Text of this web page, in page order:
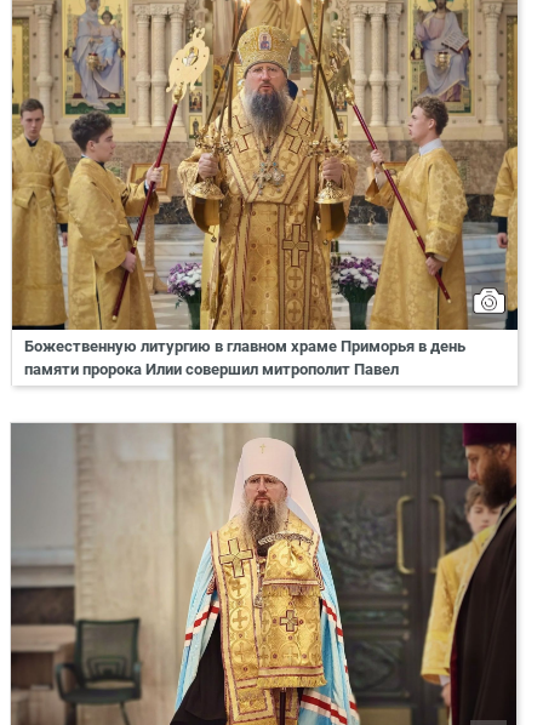
Божественную литургию в главном храме Приморья в день
памяти пророка Илии совершил митрополит Павел